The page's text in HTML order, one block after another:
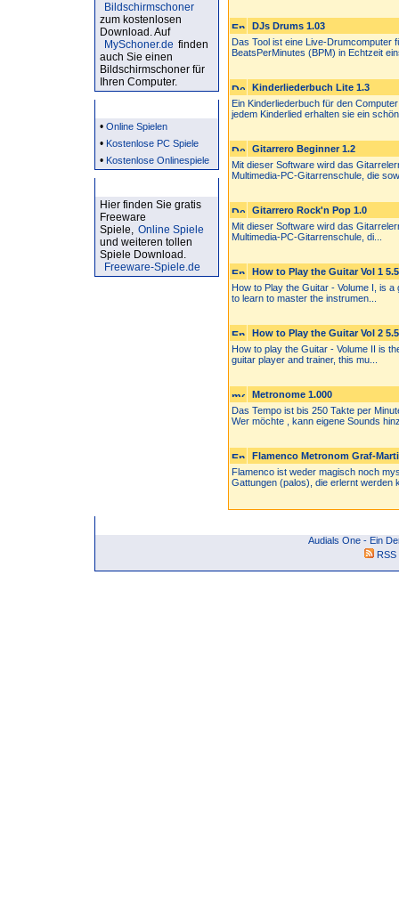
Bildschirmschoner
zum kostenlosen
Download. Auf
MySchoner.de finden
auch Sie einen
Bildschirmschoner für
Ihren Computer.
• Online Spielen
• Kostenlose PC Spiele
• Kostenlose Onlinespiele
Hier finden Sie gratis
Freeware
Spiele, Online Spiele
und weiteren tollen
Spiele Download.
Freeware-Spiele.de
DJs Drums 1.03
Das Tool ist eine Live-Drumcomputer
BeatsPerMinutes (BPM) in Echtzeit
Kinderliederbuch Lite 1.3
Ein Kinderliederbuch für den
jedem Kinderlied erhalten sie ein
Gitarrero Beginner 1.2
Mit dieser Software wird das
Multimedia-PC-Gitarrenschule, die
Gitarrero Rock'n Pop 1.0
Mit dieser Software wird das
Multimedia-PC-Gitarrenschule, di...
How to Play the Guitar Vol 1 5.5
How to Play the Guitar - Volume I, is
to learn to master the instrumen...
How to Play the Guitar Vol 2 5.5
How to play the Guitar - Volume II is
guitar player and trainer, this mu...
Metronome 1.000
Das Tempo ist bis 250 Takte per
Wer möchte , kann eigene Sounds
Flamenco Metronom Graf-
Flamenco ist weder magisch noch
Gattungen (palos), die erlernt werden
Audials One - Ein